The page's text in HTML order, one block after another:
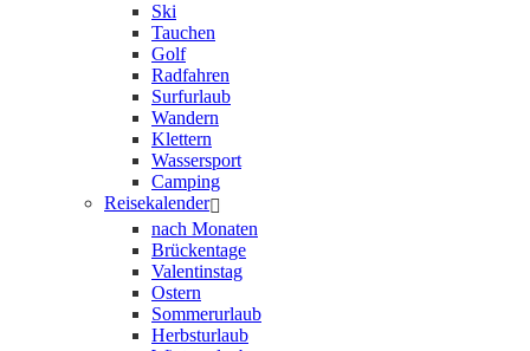
Ski
Tauchen
Golf
Radfahren
Surfurlaub
Wandern
Klettern
Wassersport
Camping
Reisekalender
nach Monaten
Brückentage
Valentinstag
Ostern
Sommerurlaub
Herbsturlaub